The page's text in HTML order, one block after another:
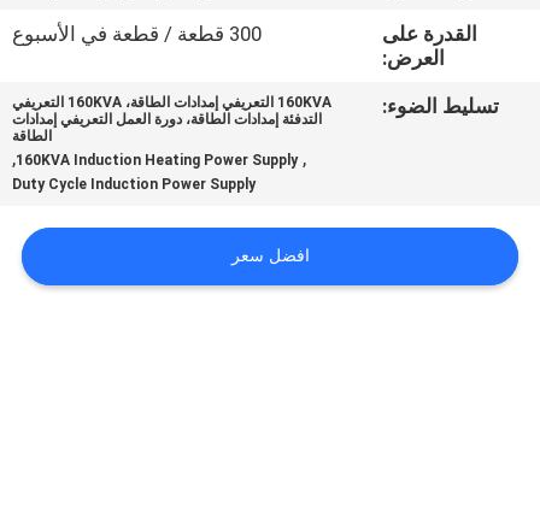
اتصل
خريطة
القدرة على
العرض:
300 قطعة / قطعة في الأسبوع
تسليط الضوء:
160KVA التعريفي إمدادات الطاقة، 160KVA التعريفي
التدفئة إمدادات الطاقة، دورة العمل التعريفي إمدادات
الطاقة
,
160KVA Induction Heating Power Supply
,
Duty Cycle Induction Power Supply
افضل سعر